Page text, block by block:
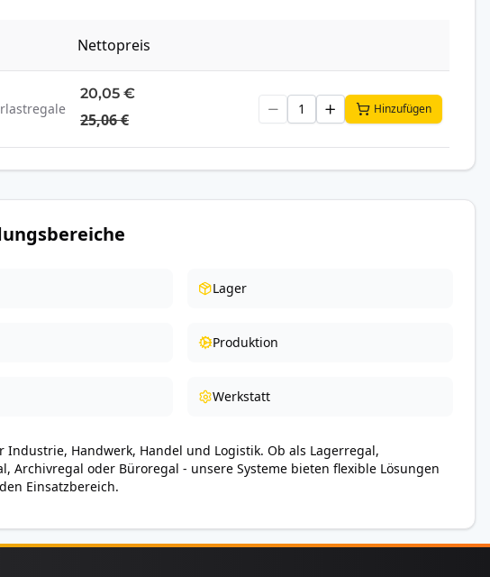
Nettopreis
20,05 €
25,06 €
Hinzufügen
Lager
Produktion
Werkstatt
Industrie, Handwerk, Handel und Logistik. Ob als Lagerregal,
Archivregal oder Büroregal - unsere Systeme bieten flexible Lösungen
Einsatzbereich.